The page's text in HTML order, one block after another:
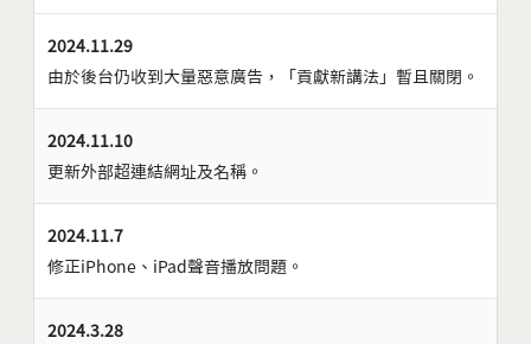
2024.11.29
由於後台仍收到大量惡意廣告，「貢獻新講法」暫且關閉。
2024.11.10
更新外部超連結網址及名稱。
2024.11.7
修正iPhone、iPad聲音播放問題。
2024.3.28